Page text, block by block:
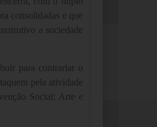
consolidadas e que
a sociedade
para contrariar o
pela atividade
Social; Arte e